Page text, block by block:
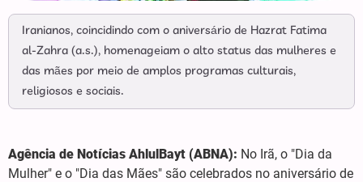
Iranianos, coincidindo com o aniversário de Hazrat Fatima
al-Zahra (a.s.), homenageiam o alto status das mulheres e
das mães por meio de amplos programas culturais,
religiosos e sociais.
Agência de Notícias AhlulBayt (ABNA): No Irã, o "Dia da
Mulher" e o "Dia das Mães" são celebrados no aniversário de